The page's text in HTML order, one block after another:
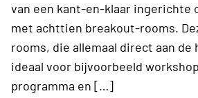
van een kant-en-klaar ingerichte
met achttien breakout-rooms.
rooms, die allemaal direct aan de
ideaal voor bijvoorbeeld
programma en […]